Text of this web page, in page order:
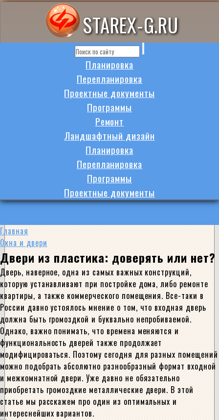
STAREX-G.RU
Планировка
Перепланировка
Проектные документы
Программы
Ремонт
Ландшафтный дизайн
Планировка
Перепланировка
Программы
Проектные документы
Главная
Окна и двери
Двери из пластика: доверять или нет?
Дверь, наверное, одна из самых важных конструкций,
которую устанавливают при постройке дома, либо ремонте
квартиры, а также коммерческого помещения. Все-таки в
России давно устоялось мнение о том, что входная дверь
должна быть громоздкой и буквально непробиваемой.
Однако, важно понимать, что времена меняются и
функциональность дверей также продолжает
модифицироваться. Поэтому сегодня для разных помещений
можно подобрать абсолютно разнообразный формат входной
и межкомнатной двери. Уже давно не обязательно
приобретать громоздкие металлические двери. В этой
статье мы расскажем про один из оптимальных и
интереснейших вариантов.